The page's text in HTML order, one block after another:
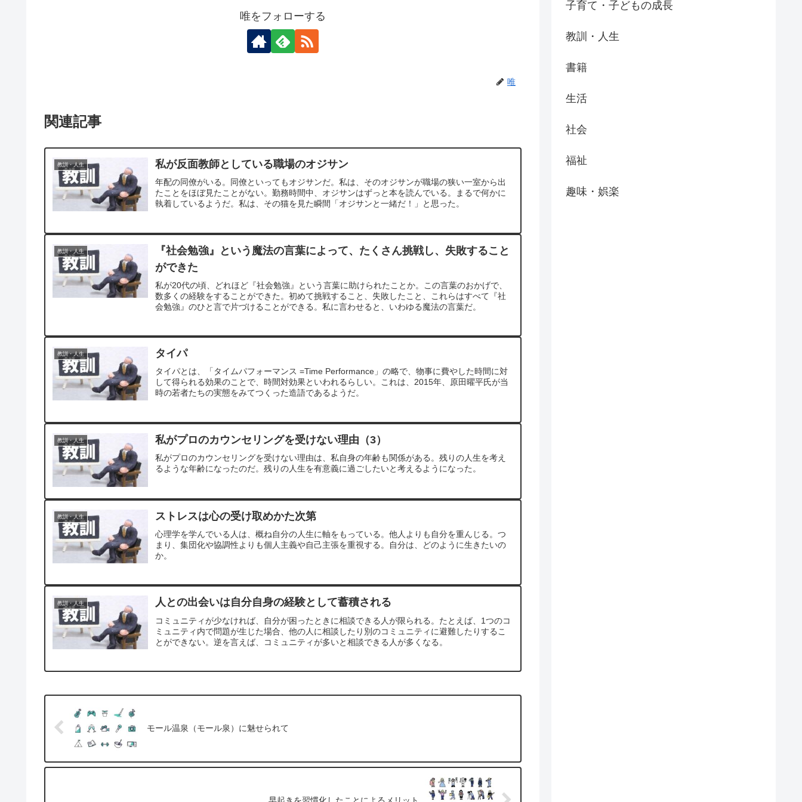
唯をフォローする
唯
関連記事
教訓・人生 私が反面教師としている職場のオジサン
年配の同僚がいる。同僚といってもオジサンだ。私は、そのオジサンが職場の狭い一室から出
たことをほぼ見たことがない。勤務時間中、オジサンはずっと本を読んでいる。まるで何かに
執着しているようだ。私は、その猫を見た瞬間「オジサンと一緒だ！」と思った。
教訓・人生
『社会勉強』という魔法の言葉によって、たくさん挑戦し、失敗すること
ができた
私が20代の頃、どれほど『社会勉強』という言葉に助けられたことか。この言葉のおかげで、
数多くの経験をすることができた。初めて挑戦すること、失敗したこと、これらはすべて『社
会勉強』のひと言で片づけることができる。私に言わせると、いわゆる魔法の言葉だ。
教訓・人生 タイパ
タイパとは、「タイムパフォーマンス =Time Performance」の略で、物事に費やした時間に対
して得られる効果のことで、時間対効果といわれるらしい。これは、2015年、原田曜平氏が当
時の若者たちの実態をみてつくった造語であるようだ。
教訓・人生 私がプロのカウンセリングを受けない理由（3）
私がプロのカウンセリングを受けない理由は、私自身の年齢も関係がある。残りの人生を考え
るような年齢になったのだ。残りの人生を有意義に過ごしたいと考えるようになった。
教訓・人生 ストレスは心の受け取めかた次第
心理学を学んでいる人は、概ね自分の人生に軸をもっている。他人よりも自分を重んじる。つ
まり、集団化や協調性よりも個人主義や自己主張を重視する。自分は、どのように生きたいの
か。
教訓・人生 人との出会いは自分自身の経験として蓄積される
コミュニティが少なければ、自分が困ったときに相談できる人が限られる。たとえば、1つのコ
ミュニティ内で問題が生じた場合、他の人に相談したり別のコミュニティに避難したりするこ
とができない。逆を言えば、コミュニティが多いと相談できる人が多くなる。
モール温泉（モール泉）に魅せられて
子育て・子どもの成長
教訓・人生
書籍
生活
社会
福祉
趣味・娯楽